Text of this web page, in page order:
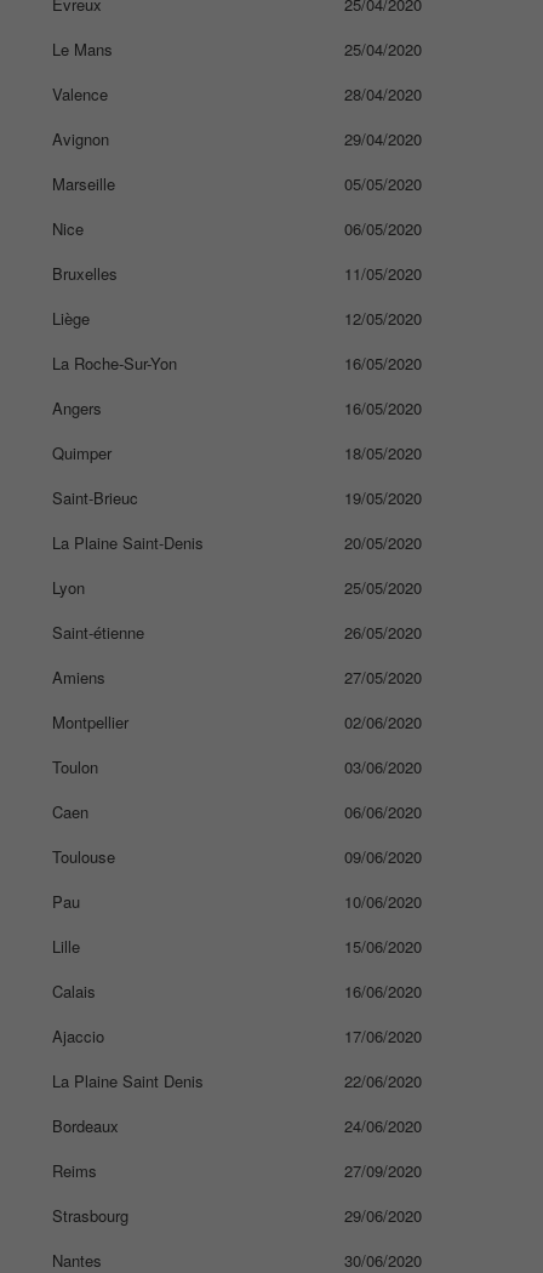
Le Mans
25/04/2020
Valence
28/04/2020
Avignon
29/04/2020
Marseille
05/05/2020
Nice
06/05/2020
Bruxelles
11/05/2020
Liège
12/05/2020
La Roche-Sur-Yon
16/05/2020
Angers
16/05/2020
Quimper
18/05/2020
Saint-Brieuc
19/05/2020
La Plaine Saint-Denis
20/05/2020
Lyon
25/05/2020
Saint-étienne
26/05/2020
Amiens
27/05/2020
Montpellier
02/06/2020
Toulon
03/06/2020
Caen
06/06/2020
Toulouse
09/06/2020
Pau
10/06/2020
Lille
15/06/2020
Calais
16/06/2020
Ajaccio
17/06/2020
La Plaine Saint Denis
22/06/2020
Bordeaux
24/06/2020
Reims
27/09/2020
Strasbourg
29/06/2020
Nantes
30/06/2020